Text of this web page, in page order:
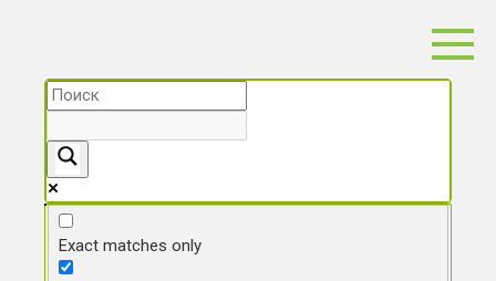
Exact matches only